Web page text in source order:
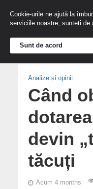
Analize și opinii
Când
devin
tăcuți
Acum 4 months
Cookie-urile ne ajută la
serviciile noastre, sunteți de
Sunt de acord